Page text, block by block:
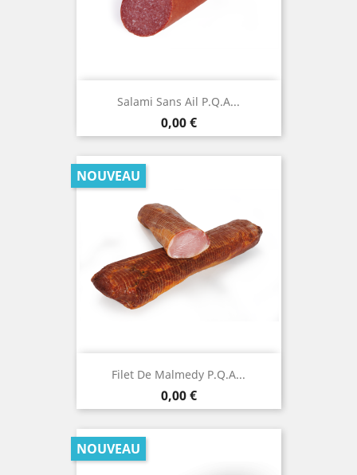
Salami Sans Ail P.Q.A...
Prix
0,00 €
Filet De Malmedy P.Q.A...
Prix
0,00 €
NOUVEAU
NOUVEAU